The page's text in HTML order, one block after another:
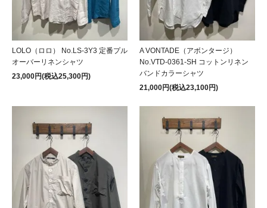
LOLO（ロロ） No.LS-3Y3 定番プル
オーバーリネンシャツ
23,000円(税込25,300円)
A VONTADE（アボンタージ）
No.VTD-0361-SH コットンリネン
バンドカラーシャツ
21,000円(税込23,100円)